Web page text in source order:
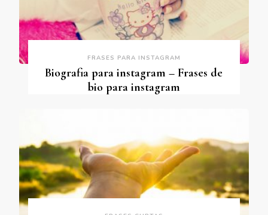
FRASES PARA INSTAGRAM
Biografia para instagram – Frases de
bio para instagram